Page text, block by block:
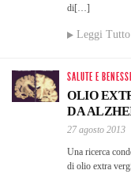
di[…]
Leggi Tutto
SALUTE E
OLIO
DA
27 agosto 2013
Una ricerca
di olio extra